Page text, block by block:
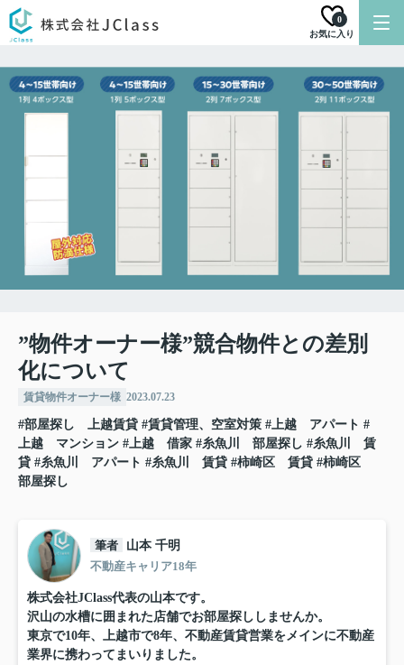
お気に入り
0
”物件オーナー様”競合物件との差別
化について
賃貸物件オーナー様 2023.07.23
#部屋探し 上越賃貸 #賃貸管理、空室対策 #上越 アパート #
上越 マンション #上越 借家 #糸魚川 部屋探し #糸魚川 賃
貸 #糸魚川 アパート #糸魚川 賃貸 #柿崎区 賃貸 #柿崎区
部屋探し
筆者
山本 千明
不動産キャリア18年
株式会社JClass代表の山本です。
沢山の水槽に囲まれた店舗でお部屋探ししませんか。
東京で10年、上越市で8年、不動産賃貸営業をメインに不動産
業界に携わってまいりました。